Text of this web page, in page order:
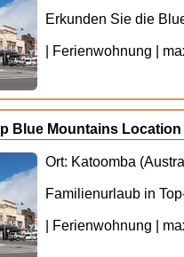
Erkunden Sie die
| Ferienwohnung |
Blue Mountains
Ort: Katoomba
Familienurlaub in
| Ferienwohnung |